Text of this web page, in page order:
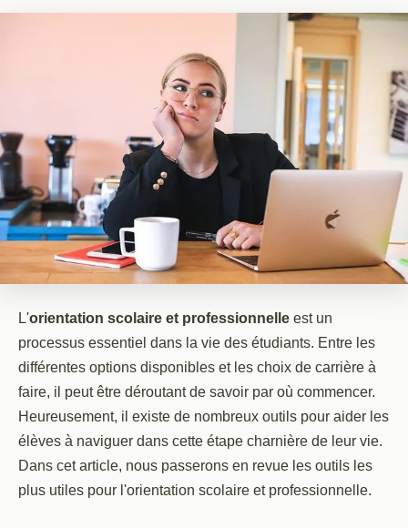
L'orientation scolaire et professionnelle est un
processus essentiel dans la vie des étudiants. Entre les
différentes options disponibles et les choix de carrière à
faire, il peut être déroutant de savoir par où commencer.
Heureusement, il existe de nombreux outils pour aider les
élèves à naviguer dans cette étape charnière de leur vie.
Dans cet article, nous passerons en revue les outils les
plus utiles pour l'orientation scolaire et professionnelle.